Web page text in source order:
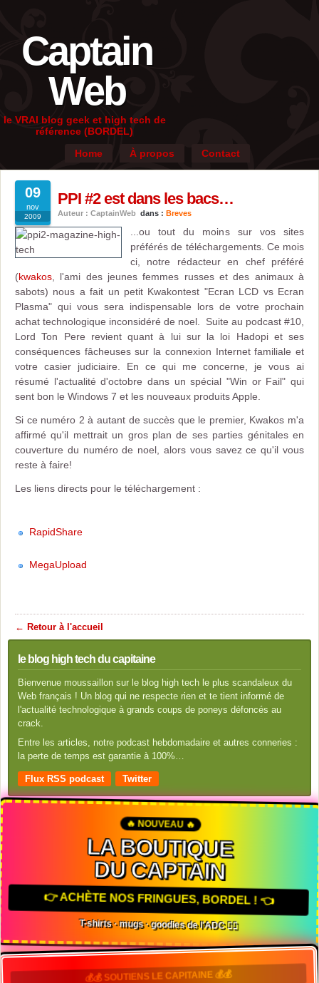
Captain
Web
le VRAI blog geek et high tech de
référence (BORDEL)
Home
À propos Contact
09
nov
2009
PPI #2 est dans les bacs…
Auteur : CaptainWeb dans : Breves
...ou tout du moins sur vos sites
préférés de téléchargements. Ce mois
ci, notre rédacteur en chef préféré
(kwakos , l'ami des jeunes femmes russes et des animaux à
sabots) nous a fait un petit Kwakontest "Ecran LCD vs Ecran
Plasma" qui vous sera indispensable lors de votre prochain
achat technologique inconsidéré de noel. Suite au podcast #10,
Lord Ton Pere revient quant à lui sur la loi Hadopi et ses
conséquences fâcheuses sur la connexion Internet familiale et
votre casier judiciaire. En ce qui me concerne, je vous ai
résumé l'actualité d'octobre dans un spécial "Win or Fail" qui
sent bon le Windows 7 et les nouveaux produits Apple.
Si ce numéro 2 à autant de succès que le premier, Kwakos m'a
affirmé qu'il mettrait un gros plan de ses parties génitales en
couverture du numéro de noel, alors vous savez ce qu'il vous
reste à faire!
Les liens directs pour le téléchargement :
RapidShare
MegaUpload
← Retour à l'accueil
le blog high tech du capitaine
Bienvenue moussaillon sur le blog high tech le plus scandaleux du
Web français ! Un blog qui ne respecte rien et te tient informé de
l'actualité technologique à grands coups de poneys défoncés au
crack.
Entre les articles, notre podcast hebdomadaire et autres conneries :
la perte de temps est garantie à 100%…
Flux RSS podcast Twitter
🔥 NOUVEAU 🔥
LA BOUTIQUE
DU CAPTAIN
👉 ACHÈTE NOS FRINGUES, BORDEL ! 👈
T-shirts · mugs · goodies de l'ADC 🏴‍☠️
💰💰 SOUTIENS LE CAPITAINE 💰💰